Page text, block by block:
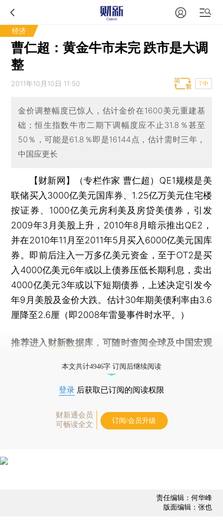
经济
曹仁超：黄金牛市未完 跌市是大调
整
2011年10月10日 11:50 T中
金价调整幅度已惊人，估计金价在1600美元重建基
础；恒生指数牛市二期下调幅度应不止31.8％甚至
50％，可能是61.8％即是16144点，估计需时三年，
中国应更长
【财新网】（专栏作家 曹仁超） QE1规模是美
联储买入3000亿美元国库券、1.25亿万美元住宅楼
按证券、1000亿美元房利美及房贷美债券，引发
2009年3月美股上升，2010年8月暗示推出QE2，
并在2010年11月至2011年5月买入6000亿美元国库
券。即前后注入一万多亿美元资金，至于OT2是买
入4000亿美元6年或以上债券压低长期利息，卖出
4000亿美元3年或以下短期债券，上述决定引发今
年9月美股及金价大跌。估计30年期美债利率由3.6
厘降至2.6厘（即2008年雷曼事件时水平。）
推荐进入 财新数据库 ，可随时查阅全球及中国宏观
本文共计4946字 订阅后继续阅读
登录 后获取已订阅的阅读权限
财新通会员
可畅读全文
订阅/会员升级
责任编辑：何华峰
版面编辑：张也